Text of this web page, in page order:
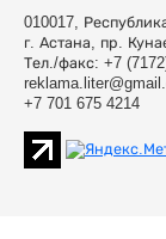
010017,
г. Астана, пр.
Тел./факс: +7
+7 701 675 4214